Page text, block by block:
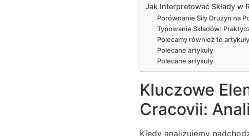
Jak Interpretować Składy w
Porównanie Siły Drużyn na
Typowanie Składów:
Polecamy również te
Polecane artykuły
Polecane artykuły
Kluczowe
Cracovii:
Kiedy analizujemy